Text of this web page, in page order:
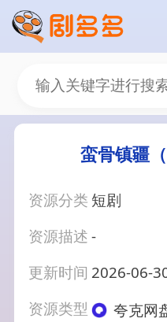
蛮骨镇疆
资源分类 短剧
资源描述-
更新时间 2026-06-
资源类型
夸克网